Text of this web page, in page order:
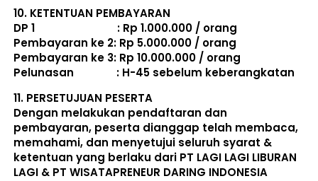
10. KETENTUAN PEMBAYARAN
DP 1                             : Rp 1.000.000 / orang
Pembayaran ke 2: Rp 5.000.000 / orang
Pembayaran ke 3: Rp 10.000.000 / orang
Pelunasan               : H-45 sebelum keberangkatan
11. PERSETUJUAN PESERTA
Dengan melakukan pendaftaran dan
pembayaran, peserta dianggap telah membaca,
memahami, dan menyetujui seluruh syarat &
ketentuan yang berlaku dari PT LAGI LAGI LIBURAN
LAGI & PT WISATAPRENEUR DARING INDONESIA